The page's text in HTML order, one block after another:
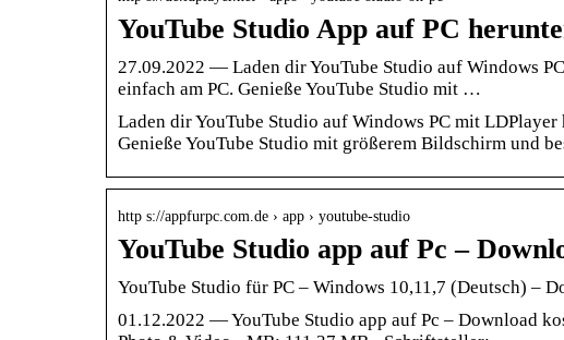
YouTube Studio App auf PC
27.09.2022 — Laden dir YouTube Studio auf Windows
einfach am PC. Genieße YouTube Studio mit …
Laden dir YouTube Studio auf Windows PC mit
Genieße YouTube Studio mit größerem Bildschirm und
http s://appfurpc.com.de › app › youtube-studio
YouTube Studio app auf Pc –
YouTube Studio für PC – Windows 10,11,7 (Deutsch) –
01.12.2022 — YouTube Studio app auf Pc – Download